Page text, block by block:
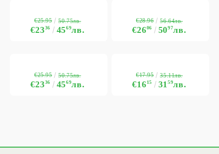
€2336 4569лв.
€25.95 50.75лв.
€2606 5097лв.
€28.96 56.64лв.
€2336 4569лв.
€25.95 50.75лв.
€1615 3159лв.
€17.95 35.11лв.